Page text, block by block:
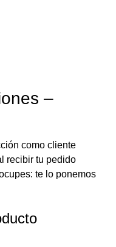
–
como cliente
recibir tu pedido
te lo ponemos